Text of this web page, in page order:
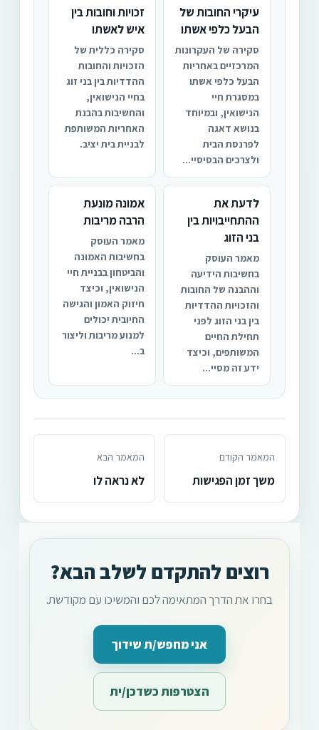
עיקרי החובות של
הבעל כלפי אשתו
סקירה של העקרונות
המרכזיים באחריות
הבעל כלפי אשתו
במסגרת חיי
הנישואין, ובמיוחד
בנושא דאגה
לפרנסת הבית
ולצרכים הבסיסיי...
זכויות וחובות בין
איש לאשתו
סקירה כללית של
הזכויות והחובות
ההדדיות בין בני זוג
בחיי הנישואין,
והחשיבות בהבנת
האחריות המשותפת
לבניית בית יציב.
לדעת את
ההתחייבויות בין
בני הזוג
מאמר העוסק
בחשיבות הידיעה
וההבנה של החובות
והזכויות ההדדיות
בין בני הזוג לפני
תחילת החיים
המשותפים, וכיצד
ידע זה מסיי...
אמונה מונעת
הרבה מריבות
מאמר העוסק
בחשיבות האמונה
והביטחון בבניית חיי
הנישואין, וכיצד
חיזוק האמון והגישה
החיובית יכולים
למנוע מריבות וליצור
ב...
המאמר הקודם
משך זמן הפגישות
המאמר הבא
לא נראה לו
רוצים להתקדם לשלב הבא?
בחרו את הדרך המתאימה לכם והמשיכו עם מקודשת.
אני מחפש/ת שידוך
הצטרפות כשדכן/ית